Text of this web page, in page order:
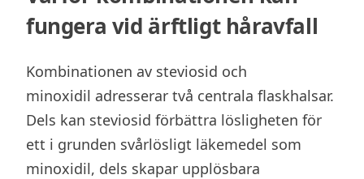
fungera vid ärftligt håravfall
Kombinationen av steviosid och
minoxidil adresserar två centrala flaskhalsar.
Dels kan steviosid förbättra lösligheten för
ett i grunden svårlösligt läkemedel som
minoxidil, dels skapar upplösbara